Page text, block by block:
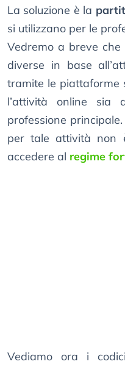
La soluzione è la
si utilizzano per le
Vedremo a breve che
diverse in base
tramite le piattaforme
l’attività online sia
professione
per tale attività non
accedere al regime
Vediamo ora i